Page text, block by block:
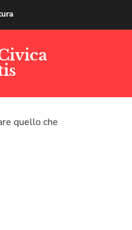
quello che